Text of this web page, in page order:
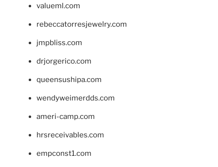
valueml.com
rebeccatorresjewelry.com
jmpbliss.com
drjorgerico.com
queensushipa.com
wendyweimerdds.com
ameri-camp.com
hrsreceivables.com
empconst1.com